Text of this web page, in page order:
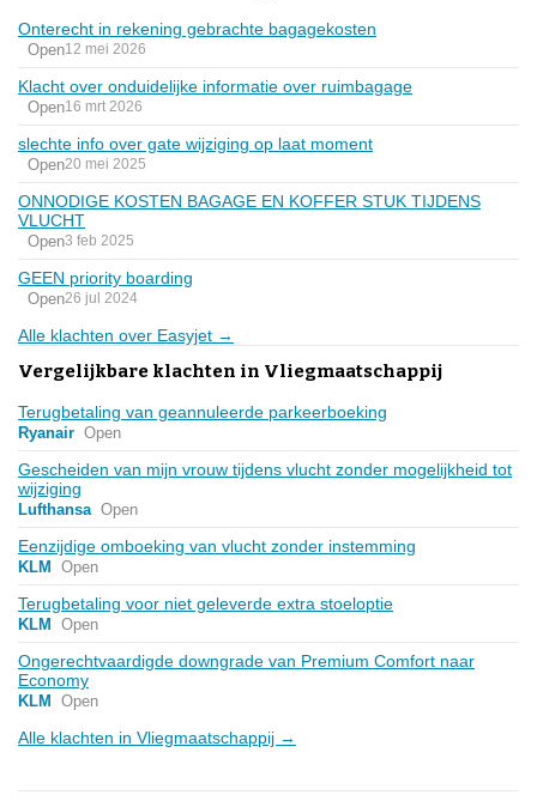
Onterecht in rekening gebrachte bagagekosten
Open12 mei 2026
Klacht over onduidelijke informatie over ruimbagage
Open16 mrt 2026
slechte info over gate wijziging op laat moment
Open20 mei 2025
ONNODIGE KOSTEN BAGAGE EN KOFFER STUK TIJDENS
VLUCHT
Open3 feb 2025
GEEN priority boarding
Open26 jul 2024
Alle klachten over Easyjet →
Vergelijkbare klachten in Vliegmaatschappij
Terugbetaling van geannuleerde parkeerboeking
Ryanair Open
Gescheiden van mijn vrouw tijdens vlucht zonder mogelijkheid tot
wijziging
Lufthansa Open
Eenzijdige omboeking van vlucht zonder instemming
KLM Open
Terugbetaling voor niet geleverde extra stoeloptie
KLM Open
Ongerechtvaardigde downgrade van Premium Comfort naar
Economy
KLM Open
Alle klachten in Vliegmaatschappij →